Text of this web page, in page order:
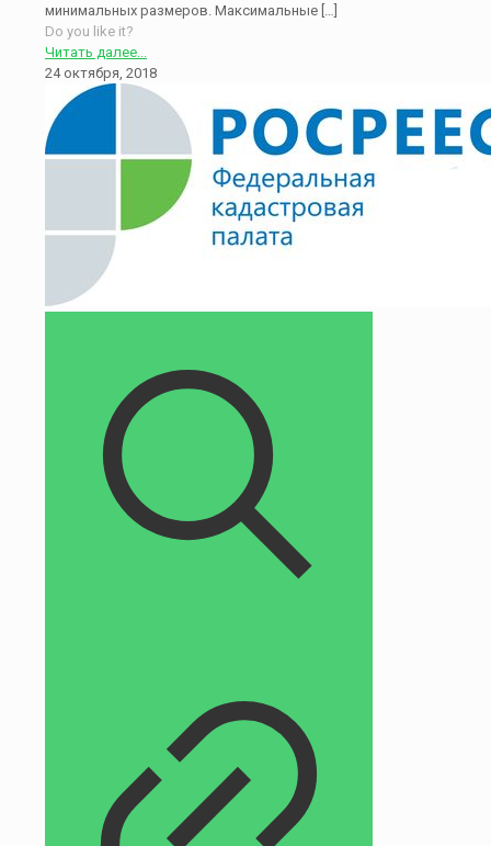
минимальных размеров. Максимальные […]
Do you like it?
Читать далее...
24 октября, 2018